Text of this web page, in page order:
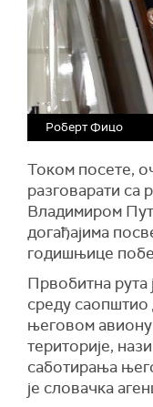
Роберт Фицо
Током посете,
разговарати са
Владимиром
догађајима
годишњице
Првобитна
среду саопштио
његовом
територије,
саботирања
је словачка